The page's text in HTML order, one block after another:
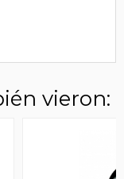
vieron: